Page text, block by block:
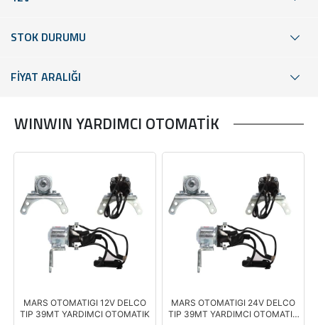
STOK DURUMU
FİYAT ARALIĞI
WINWIN YARDIMCI OTOMATİK
MARS OTOMATIGI 12V DELCO
TIP 39MT YARDIMCI OTOMATIK
MARS OTOMATIGI 24V DELCO
TIP 39MT YARDIMCI OTOMATIK